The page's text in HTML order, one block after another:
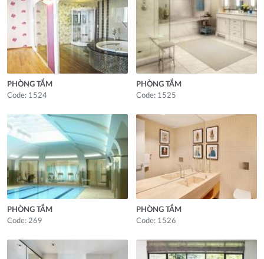
PHÒNG TẮM
Code: 1524
PHÒNG TẮM
Code: 1525
PHÒNG TẮM
Code: 269
PHÒNG TẮM
Code: 1526